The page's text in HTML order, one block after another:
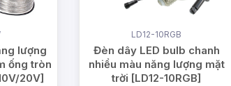
lượng
ống tròn
20V]
LD12-10RGB
Đèn dây LED bulb chanh
nhiều màu năng lượng mặt
trời [LD12-10RGB]